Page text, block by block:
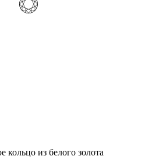
кольцо из белого золота